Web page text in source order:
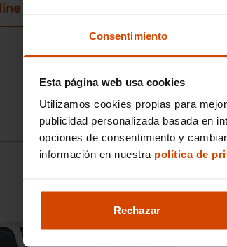
Consentimiento
Esta página web usa cookies
Utilizamos cookies propias para
publicidad personalizada basada en
opciones de consentimiento y
información en nuestra política de
Rechazar
gratuita